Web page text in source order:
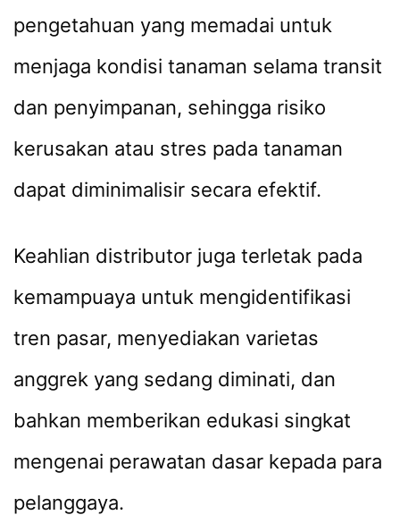
pengetahuan yang memadai untuk
menjaga kondisi tanaman selama transit
dan penyimpanan, sehingga risiko
kerusakan atau stres pada tanaman
dapat diminimalisir secara efektif.
Keahlian distributor juga terletak pada
kemampuaya untuk mengidentifikasi
tren pasar, menyediakan varietas
anggrek yang sedang diminati, dan
bahkan memberikan edukasi singkat
mengenai perawatan dasar kepada para
pelanggaya.